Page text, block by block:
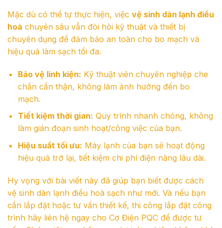
Mặc dù có thể tự thực hiện, việc vệ sinh dàn lạnh điều
hoà chuyên sâu vẫn đòi hỏi kỹ thuật và thiết bị
chuyên dụng để đảm bảo an toàn cho bo mạch và
hiệu quả làm sạch tối đa.
Bảo vệ linh kiện: Kỹ thuật viên chuyên nghiệp che
chắn cẩn thận, không làm ảnh hưởng đến bo
mạch.
Tiết kiệm thời gian: Quy trình nhanh chóng, không
làm gián đoạn sinh hoạt/công việc của bạn.
Hiệu suất tối ưu: Máy lạnh của bạn sẽ hoạt động
hiệu quả trở lại, tiết kiệm chi phí điện năng lâu dài.
Hy vọng với bài viết này đã giúp bạn biết được cách
vệ sinh dàn lạnh điều hoà sạch như mới. Và nếu bạn
cần lắp đặt hoặc tư vấn thiết kế, thi công lắp đặt công
trình hãy liên hệ ngay cho Cơ Điện PQC để được tư